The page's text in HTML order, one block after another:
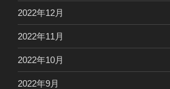
2022年12月
2022年11月
2022年10月
2022年9月